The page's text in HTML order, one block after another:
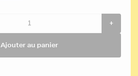
+
Ajouter au panier